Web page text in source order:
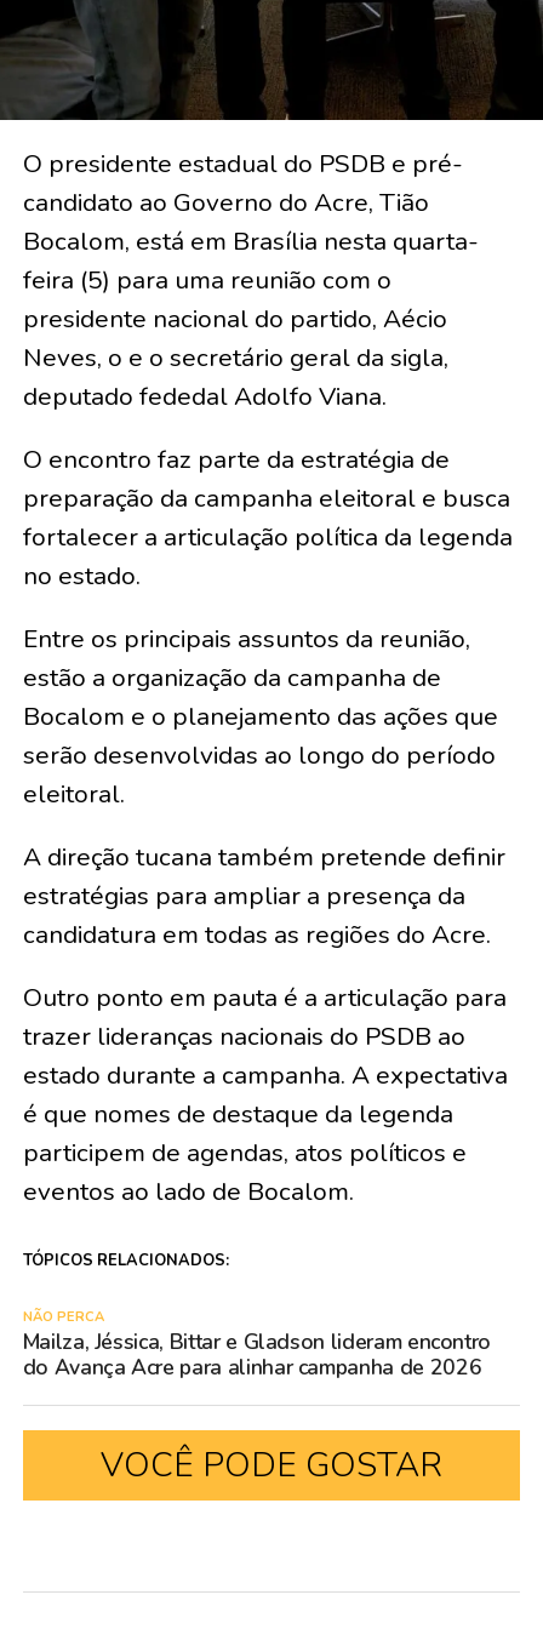
O presidente estadual do PSDB e pré-
candidato ao Governo do Acre, Tião
Bocalom, está em Brasília nesta quarta-
feira (5) para uma reunião com o
presidente nacional do partido, Aécio
Neves, o e o secretário geral da sigla,
deputado fededal Adolfo Viana.
O encontro faz parte da estratégia de
preparação da campanha eleitoral e busca
fortalecer a articulação política da legenda
no estado.
Entre os principais assuntos da reunião,
estão a organização da campanha de
Bocalom e o planejamento das ações que
serão desenvolvidas ao longo do período
eleitoral.
A direção tucana também pretende definir
estratégias para ampliar a presença da
candidatura em todas as regiões do Acre.
Outro ponto em pauta é a articulação para
trazer lideranças nacionais do PSDB ao
estado durante a campanha. A expectativa
é que nomes de destaque da legenda
participem de agendas, atos políticos e
eventos ao lado de Bocalom.
TÓPICOS RELACIONADOS:
NÃO PERCA
Mailza, Jéssica, Bittar e Gladson lideram encontro
do Avança Acre para alinhar campanha de 2026
VOCÊ PODE GOSTAR